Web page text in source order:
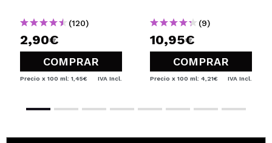
(120)
2,90€
COMPRAR
Precio x 100 ml: 1,45€ IVA Incl.
(9)
10,95€
COMPRAR
Precio x 100 ml: 4,21€ IVA Incl.